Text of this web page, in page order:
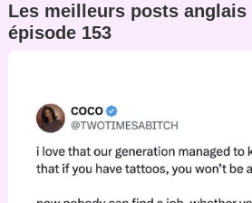
Les meilleurs posts anglais
épisode 153